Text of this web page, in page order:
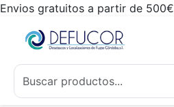
Envios gratuitos a partir de 500€